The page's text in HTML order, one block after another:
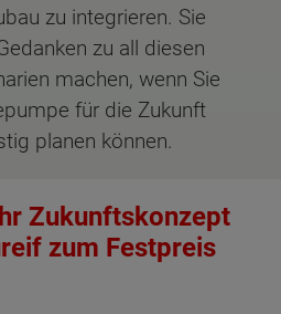
zu integrieren. Sie
zu all diesen
machen, wenn Sie
für die Zukunft
planen können.
Zukunftskonzept
zum Festpreis